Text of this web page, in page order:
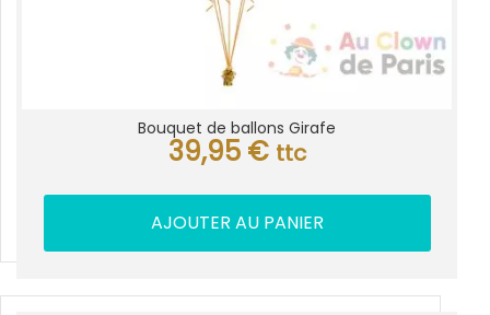
Bouquet de ballons Girafe
39,95 € ttc
AJOUTER AU PANIER